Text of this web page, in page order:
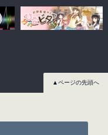
▲ページの先頭へ